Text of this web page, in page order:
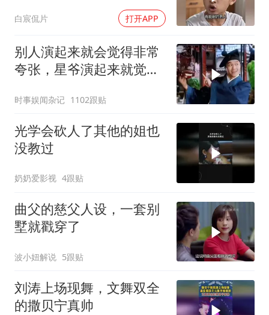
白宸侃片 打开APP
别人演起来就会觉得非常
夸张，星爷演起来就觉得
时事娱闻杂记 1102跟贴
光学会砍人了其他的姐也
没教过
奶奶爱影视 4跟贴
曲父的慈父人设，一套别
墅就戳穿了
波小妞解说 5跟贴
刘涛上场现舞，文舞双全
的撒贝宁真帅